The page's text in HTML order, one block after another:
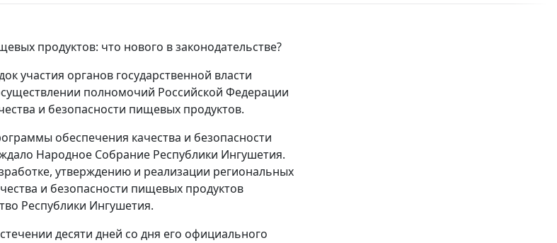
продуктов: что нового в законодательстве?
участия органов государственной власти
полномочий Российской Федерации
и безопасности пищевых продуктов.
обеспечения качества и безопасности
Народное Собрание Республики Ингушетия.
утверждению и реализации региональных
и безопасности пищевых продуктов
Республики Ингушетия.
десяти дней со дня его официального